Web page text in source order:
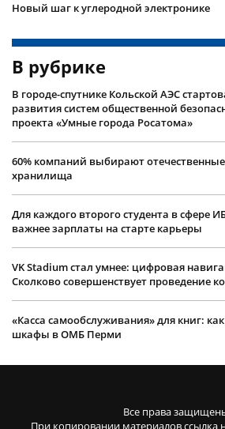
Новый шаг к углеродной электронике
В рубрике
В городе-спутнике Кольской АЭС
развития систем общественной
проекта «Умные города Росатома»
60% компаний выбирают
хранилища
Для каждого второго студента в сфере
важнее зарплаты на старте карьеры
VK Stadium стал умнее: цифровая
Сколково совершенствует проведение
«Касса самообслуживания» для книг:
шкафы в ОМБ Перми
Все права
При копировании материалов ссылка